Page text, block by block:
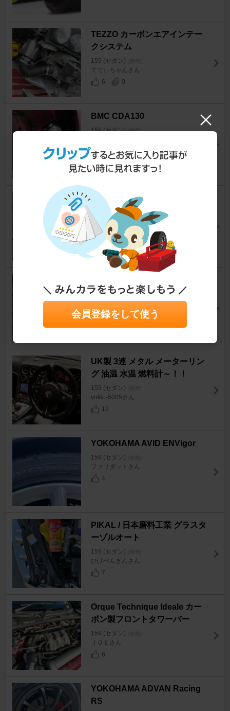
TEZZO カーボンエアインテー
クシステム
159 (セダン) [初代]
てでぃちゃんさん
6
0
BMC CDA130
159 (セダン) [初代]
0
0
QUICK'n BRITE クイックブラ
イト
159 (セダン) [初代]
a0820さん
6
ORTS
カプリートさん
9
UK製 3連 メタル メーターリン
グ 油温 水温 燃料計～！！
159 (セダン) [初代]
yukio-5005さん
12
YOKOHAMA AVID ENVigor
159 (セダン) [初代]
ファリダットさん
4
PIKAL / 日本磨料工業 グラスタ
ーゾルオート
159 (セダン) [初代]
ひげぺんぎんさん
7
Orque Technique Ideale カー
ボン製フロントタワーバー
159 (セダン) [初代]
ＪＯＥさん
6
YOKOHAMA ADVAN Racing
RS
会員登録をして使う